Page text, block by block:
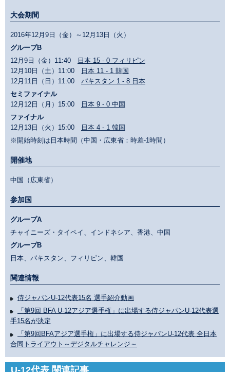
大会期間
2016年12月9日（金）～12月13日（火）
グループB
12月9日（金）11:40
日本 15 - 0 フィリピン
12月10日（土）11:00
日本 11 - 1 韓国
12月11日（日）11:00 パキスタン 1 - 8 日本
セミファイナル
12月12日（月）15:00
日本 9 - 0 中国
ファイナル
12月13日（火）15:00
日本 4 - 1 韓国
※開始時刻は日本時間（中国・広東省：時差-1時間）
開催地
中国（広東省）
参加国
グループA
チャイニーズ・タイペイ、インドネシア、香港、中国
グループB
日本、パキスタン、フィリピン、韓国
関連情報
侍ジャパンU-12代表15名 選手紹介動画
「第9回 BFA U-12アジア選手権」に出場する侍ジャパンU-12代表選
手15名が決定
「第9回BFAアジア選手権」に出場する侍ジャパンU-12代表 全日本
合同トライアウト～デジタルチャレンジ～
U-12代表 関連記事